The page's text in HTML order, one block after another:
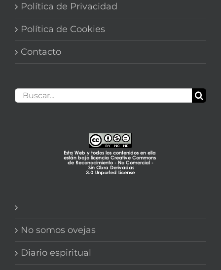
Política de Privacidad
Política de Cookies
Contacto
Buscar:
No somos ovejas
Diario espiritual